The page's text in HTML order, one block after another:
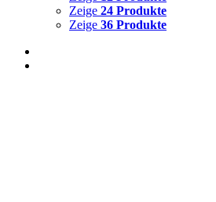
Zeige 24 Produkte
Zeige 36 Produkte